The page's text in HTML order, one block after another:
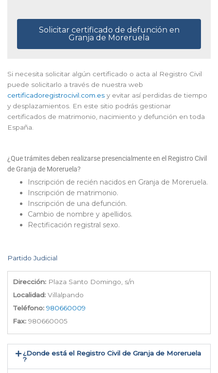
Solicitar certificado de defunción en
Granja de Moreruela
Si necesita solicitar algún certificado o acta al Registro Civil
puede solicitarlo a través de nuestra web
certificadoregistrocivil.com.es y evitar así perdidas de tiempo
y desplazamientos. En este sitio podrás gestionar
certificados de matrimonio, nacimiento y defunción en toda
España.
¿Que trámites deben realizarse presencialmente en el Registro Civil
de Granja de Moreruela?
Inscripción de recién nacidos en Granja de Moreruela.
Inscripción de matrimonio.
Inscripción de una defunción.
Cambio de nombre y apellidos.
Rectificación registral sexo.
Partido Judicial
Dirección: Plaza Santo Domingo, s/n
Localidad: Villalpando
Teléfono: 980660009
Fax: 980660005
¿Donde está el Registro Civil de Granja de Moreruela​
?